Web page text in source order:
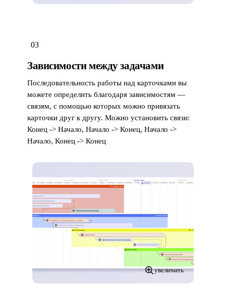
03
Зависимости между задачами
Последовательность работы над карточками вы
можете определить благодаря зависимостям —
связям, с помощью которых можно привязать
карточки друг к другу. Можно установить связи:
Конец -> Начало, Начало -> Конец, Начало ->
Начало, Конец -> Конец
увеличить